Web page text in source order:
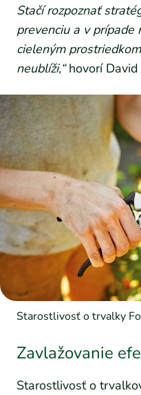
Stačí rozpoznať
prevenciu a v prípade
cieleným
neublíži,“hovorí
Starostlivosť o trvalky
Zavlažovanie
Starostlivosť o